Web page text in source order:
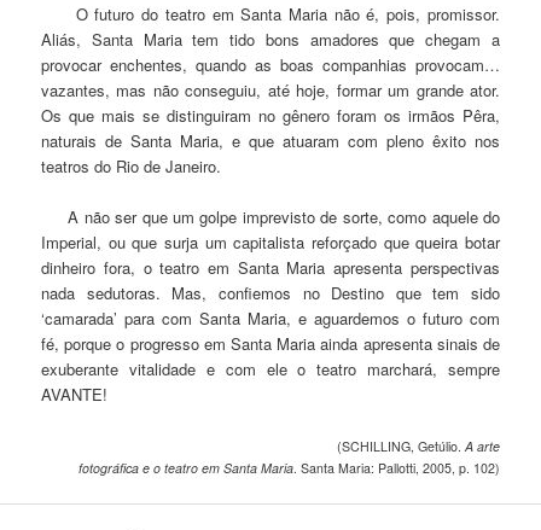
O futuro do teatro em Santa Maria não é, pois, promissor.
Aliás, Santa Maria tem tido bons amadores que chegam a
provocar enchentes, quando as boas companhias provocam…
vazantes, mas não conseguiu, até hoje, formar um grande ator.
Os que mais se distinguiram no gênero foram os irmãos Pêra,
naturais de Santa Maria, e que atuaram com pleno êxito nos
teatros do Rio de Janeiro.
A não ser que um golpe imprevisto de sorte, como aquele do
Imperial, ou que surja um capitalista reforçado que queira botar
dinheiro fora, o teatro em Santa Maria apresenta perspectivas
nada sedutoras. Mas, confiemos no Destino que tem sido
‘camarada’ para com Santa Maria, e aguardemos o futuro com
fé, porque o progresso em Santa Maria ainda apresenta sinais de
exuberante vitalidade e com ele o teatro marchará, sempre
AVANTE!
(SCHILLING, Getúlio. A arte
fotográfica e o teatro em Santa Maria. Santa Maria: Pallotti, 2005, p. 102)